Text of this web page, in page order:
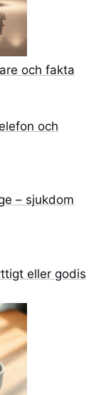
och fakta
och
– sjukdom
eller godis